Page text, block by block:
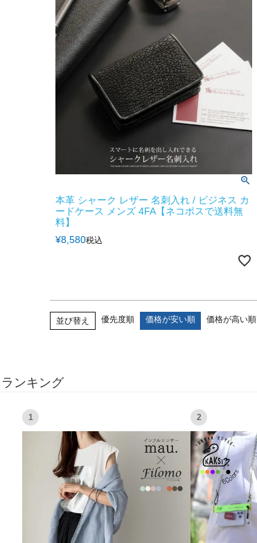
本革 シャーク レザー 名刺入れ / ビジネス カ
ードケース メンズ 4FA【ネコポスで送料無
料】
¥8,580税込
並び替え 優先度順 価格が安い順 価格が高い順
ランキング
1 2